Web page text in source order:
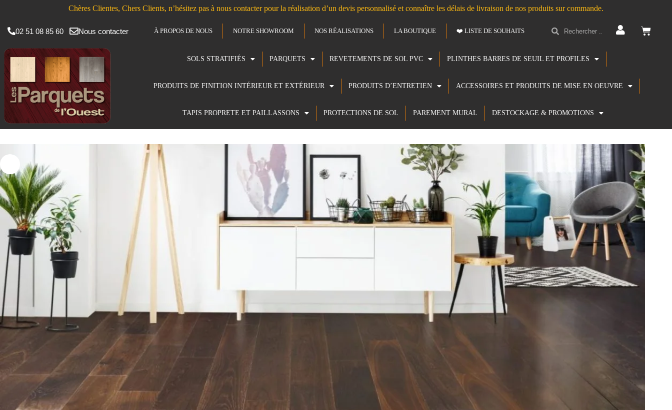
Chères Clientes, Chers Clients, n’hésitez pas à nous contacter pour la réalisation d’un devis personnalisé et connaître les délais de livraison de nos produits sur commande.
02 51 08 85 60 Nous contacter À PROPOS DE NOUS NOTRE SHOWROOM NOS RÉALISATIONS LA BOUTIQUE ❤️ LISTE DE SOUHAITS
SOLS STRATIFIÉS PARQUETS REVETEMENTS DE SOL PVC PLINTHES BARRES DE SEUIL ET PROFILES
PRODUITS DE FINITION INTÉRIEUR ET EXTÉRIEUR PRODUITS D’ENTRETIEN ACCESSOIRES ET PRODUITS DE MISE EN OEUVRE
TAPIS PROPRETE ET PAILLASSONS PROTECTIONS DE SOL PAREMENT MURAL DESTOCKAGE & PROMOTIONS